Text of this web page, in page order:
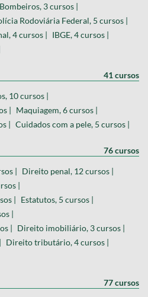
Bombeiros, 3 cursos |
Rodoviária Federal, 5 cursos |
4 cursos | IBGE, 4 cursos |
41 cursos
10 cursos |
| Maquiagem, 6 cursos |
| Cuidados com a pele, 5 cursos |
76 cursos
| Direito penal, 12 cursos |
|
| Estatutos, 5 cursos |
|
| Direito imobiliário, 3 cursos |
Direito tributário, 4 cursos |
77 cursos